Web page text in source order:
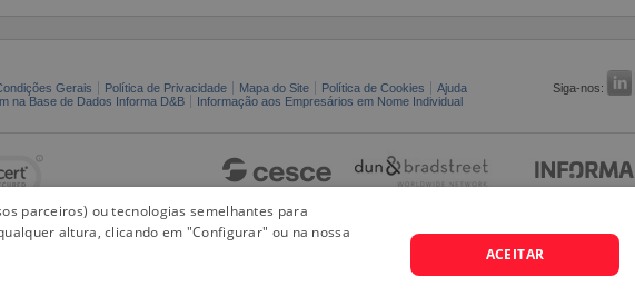
Gerais Política de Privacidade Mapa do Site Política de Cookies Ajuda
Siga-nos:
na Base de Dados Informa D&B
Informação aos Empresários em Nome Individual
parceiros) ou tecnologias semelhantes para
altura, clicando em "Configurar" ou na nossa
ACEITAR